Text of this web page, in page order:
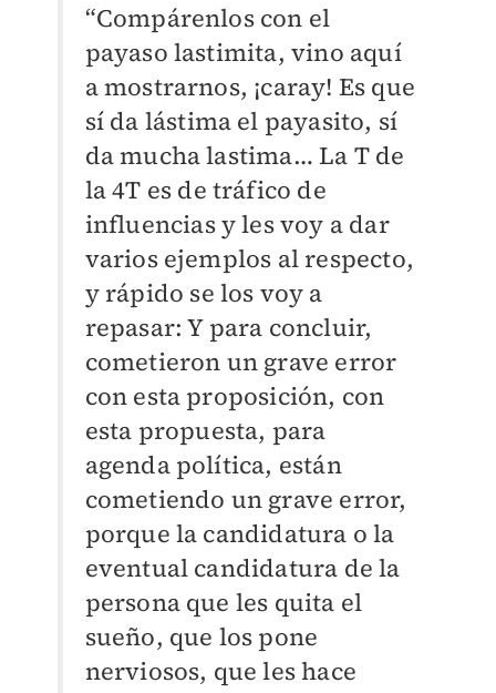
“Compárenlos con el
payaso lastimita, vino aquí
a mostrarnos, ¡caray! Es que
sí da lástima el payasito, sí
da mucha lastima… La T de
la 4T es de tráfico de
influencias y les voy a dar
varios ejemplos al respecto,
y rápido se los voy a
repasar: Y para concluir,
cometieron un grave error
con esta proposición, con
esta propuesta, para
agenda política, están
cometiendo un grave error,
porque la candidatura o la
eventual candidatura de la
persona que les quita el
sueño, que los pone
nerviosos, que les hace